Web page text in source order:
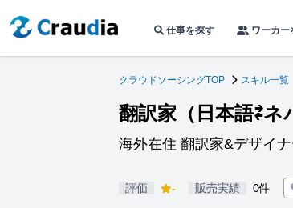
仕事を探す ワーカー
クラウドソーシングTOP スキル一覧
翻訳家（日本語⇄ネ
海外在住 翻訳家&デザイ
評価 - 販売実績 0件